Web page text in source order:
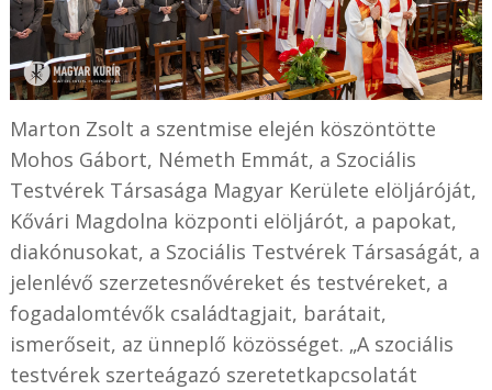
Marton Zsolt a szentmise elején köszöntötte
Mohos Gábort, Németh Emmát, a Szociális
Testvérek Társasága Magyar Kerülete elöljáróját,
Kővári Magdolna központi elöljárót, a papokat,
diakónusokat, a Szociális Testvérek Társaságát, a
jelenlévő szerzetesnővéreket és testvéreket, a
fogadalomtévők családtagjait, barátait,
ismerőseit, az ünneplő közösséget. „A szociális
testvérek szerteágazó szeretetkapcsolatát